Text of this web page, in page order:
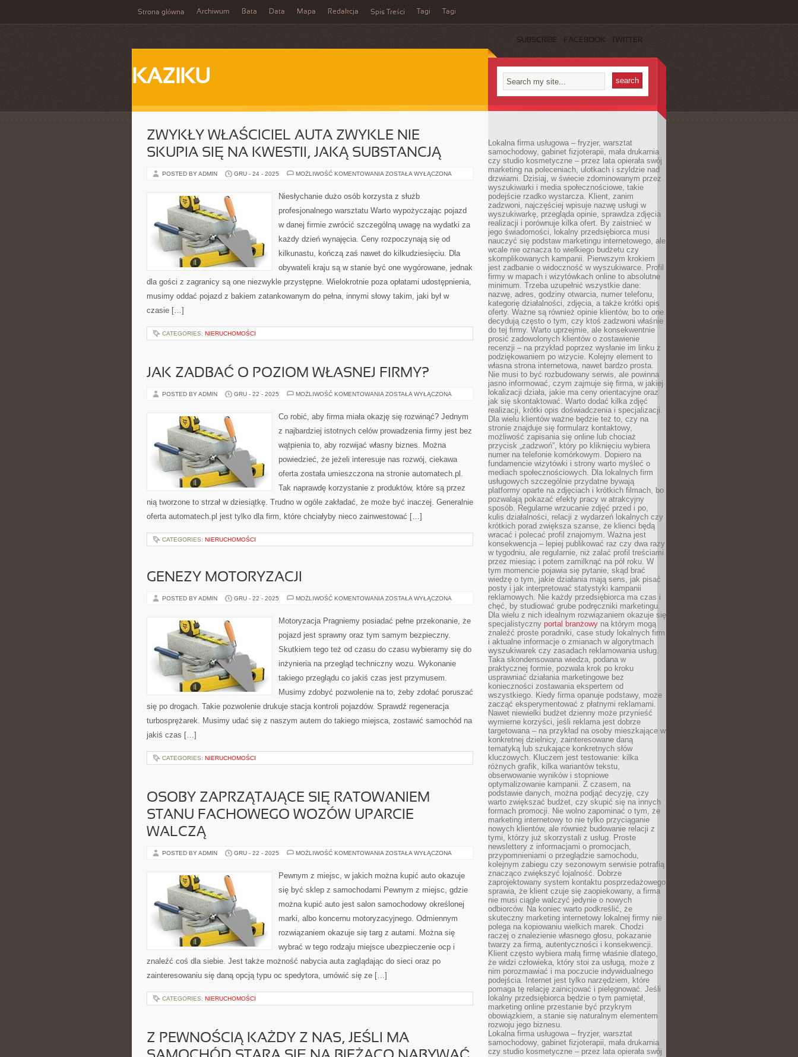
Strona główna Archiwum Bata Data Mapa Redakcja Spis Treści Tagi Tagi
SUBSCRIBE FACEBOOK TWITTER
KAZIKU
ZWYKŁY WŁAŚCICIEL AUTA ZWYKLE NIE
SKUPIA SIĘ NA KWESTII, JAKĄ SUBSTANCJĄ
POSTED BY ADMIN GRU - 24 - 2025 MOŻLIWOŚĆ KOMENTOWANIA ZWYKŁY
ZWYKLE
NIE
SIĘ
KWESTII,
SUBSTANCJĄ
ZOSTAŁA WYŁĄCZONA
Niesłychanie dużo osób korzysta z służb
profesjonalnego warsztatu Warto wypożyczając pojazd
w danej firmie zwrócić szczególną uwagę na wydatki za
każdy dzień wynajęcia. Ceny rozpoczynają się od
kilkunastu, kończą zaś nawet do kilkudziesięciu. Dla
obywateli kraju są w stanie być one wygórowane, jednak
dla gości z zagranicy są one niezwykle przystępne. Wielokrotnie poza opłatami udostępnienia,
musimy oddać pojazd z bakiem zatankowanym do pełna, innymi słowy takim, jaki był w
czasie […]
CATEGORIES: NIERUCHOMOŚCI
JAK ZADBAĆ O POZIOM WŁASNEJ FIRMY?
POSTED BY ADMIN GRU - 22 - 2025 MOŻLIWOŚĆ KOMENTOWANIA JAK
POZIOM
WŁASNEJ
ZOSTAŁA WYŁĄCZONA
Co robić, aby firma miała okazję się rozwinąć? Jednym
z najbardziej istotnych celów prowadzenia firmy jest bez
wątpienia to, aby rozwijać własny biznes. Można
powiedzieć, że jeżeli interesuje nas rozwój, ciekawa
oferta została umieszczona na stronie automatech.pl.
Tak naprawdę korzystanie z produktów, które są przez
nią tworzone to strzał w dziesiątkę. Trudno w ogóle zakładać, że może być inaczej. Generalnie
oferta automatech.pl jest tylko dla firm, które chciałyby nieco zainwestować […]
CATEGORIES: NIERUCHOMOŚCI
GENEZY MOTORYZACJI
POSTED BY ADMIN GRU - 22 - 2025 MOŻLIWOŚĆ KOMENTOWANIA GENEZY
ZOSTAŁA WYŁĄCZONA
Motoryzacja Pragniemy posiadać pełne przekonanie, że
pojazd jest sprawny oraz tym samym bezpieczny.
Skutkiem tego też od czasu do czasu wybieramy się do
inżynieria na przegląd techniczny wozu. Wykonanie
takiego przeglądu co jakiś czas jest przymusem.
Musimy zdobyć pozwolenie na to, żeby zdołać poruszać
się po drogach. Takie pozwolenie drukuje stacja kontroli pojazdów. Sprawdź regeneracja
turbosprężarek. Musimy udać się z naszym autem do takiego miejsca, zostawić samochód na
jakiś czas […]
CATEGORIES: NIERUCHOMOŚCI
OSOBY ZAPRZĄTAJĄCE SIĘ RATOWANIEM
STANU FACHOWEGO WOZÓW UPARCIE
WALCZĄ
POSTED BY ADMIN GRU - 22 - 2025 MOŻLIWOŚĆ KOMENTOWANIA OSOBY
RATOWANIEM
STANU
WOZÓW
WALCZĄ
ZOSTAŁA WYŁĄCZONA
Pewnym z miejsc, w jakich można kupić auto okazuje
się być sklep z samochodami Pewnym z miejsc, gdzie
można kupić auto jest salon samochodowy określonej
marki, albo koncernu motoryzacyjnego. Odmiennym
rozwiązaniem okazuje się targ z autami. Można się
wybrać w tego rodzaju miejsce ubezpieczenie ocp i
znaleźć coś dla siebie. Jest także możność nabycia auta zaglądając do sieci oraz po
zainteresowaniu się daną opcją typu oc spedytora, umówić się ze […]
CATEGORIES: NIERUCHOMOŚCI
Z PEWNOŚCIĄ KAŻDY Z NAS, JEŚLI MA
Lokalna firma usługowa – fryzjer, warsztat
samochodowy, gabinet fizjoterapii, mała drukarnia
czy studio kosmetyczne – przez lata opierała swój
marketing na poleceniach, ulotkach i szyldzie nad
drzwiami. Dzisiaj, w świecie zdominowanym przez
wyszukiwarki i media społecznościowe, takie
podejście rzadko wystarcza. Klient, zanim
zadzwoni, najczęściej wpisuje nazwę usługi w
wyszukiwarkę, przegląda opinie, sprawdza zdjęcia
realizacji i porównuje kilka ofert. By zaistnieć w
jego świadomości, lokalny przedsiębiorca musi
nauczyć się podstaw marketingu internetowego, ale
wcale nie oznacza to wielkiego budżetu czy
skomplikowanych kampanii. Pierwszym krokiem
jest zadbanie o widoczność w wyszukiwarce. Profil
firmy w mapach i wizytówkach online to absolutne
minimum. Trzeba uzupełnić wszystkie dane:
nazwę, adres, godziny otwarcia, numer telefonu,
kategorię działalności, zdjęcia, a także krótki opis
oferty. Ważne są również opinie klientów, bo to one
decydują często o tym, czy ktoś zadzwoni właśnie
do tej firmy. Warto uprzejmie, ale konsekwentnie
prosić zadowolonych klientów o zostawienie
recenzji – na przykład poprzez wysłanie im linku z
podziękowaniem po wizycie. Kolejny element to
własna strona internetowa, nawet bardzo prosta.
Nie musi to być rozbudowany serwis, ale powinna
jasno informować, czym zajmuje się firma, w jakiej
lokalizacji działa, jakie ma ceny orientacyjne oraz
jak się skontaktować. Warto dodać kilka zdjęć
realizacji, krótki opis doświadczenia i specjalizacji.
Dla wielu klientów ważne będzie też to, czy na
stronie znajduje się formularz kontaktowy,
możliwość zapisania się online lub chociaż
przycisk „zadzwoń”, który po kliknięciu wybiera
numer na telefonie komórkowym. Dopiero na
fundamencie wizytówki i strony warto myśleć o
mediach społecznościowych. Dla lokalnych firm
usługowych szczególnie przydatne bywają
platformy oparte na zdjęciach i krótkich filmach, bo
pozwalają pokazać efekty pracy w atrakcyjny
sposób. Regularne wrzucanie zdjęć przed i po,
kulis działalności, relacji z wydarzeń lokalnych czy
krótkich porad zwiększa szanse, że klienci będą
wracać i polecać profil znajomym. Ważna jest
konsekwencja – lepiej publikować raz czy dwa razy
w tygodniu, ale regularnie, niż zalać profil treściami
przez miesiąc i potem zamilknąć na pół roku. W
tym momencie pojawia się pytanie, skąd brać
wiedzę o tym, jakie działania mają sens, jak pisać
posty i jak interpretować statystyki kampanii
reklamowych. Nie każdy przedsiębiorca ma czas i
chęć, by studiować grube podręczniki marketingu.
Dla wielu z nich idealnym rozwiązaniem okazuje się
specjalistyczny portal branżowy na którym mogą
znaleźć proste poradniki, case study lokalnych firm
i aktualne informacje o zmianach w algorytmach
wyszukiwarek czy zasadach reklamowania usług.
Taka skondensowana wiedza, podana w
praktycznej formie, pozwala krok po kroku
usprawniać działania marketingowe bez
konieczności zostawania ekspertem od
wszystkiego. Kiedy firma opanuje podstawy, może
zacząć eksperymentować z płatnymi reklamami.
Nawet niewielki budżet dzienny może przynieść
wymierne korzyści, jeśli reklama jest dobrze
targetowana – na przykład na osoby mieszkające w
konkretnej dzielnicy, zainteresowane daną
tematyką lub szukające konkretnych słów
kluczowych. Kluczem jest testowanie: kilka
różnych grafik, kilka wariantów tekstu,
obserwowanie wyników i stopniowe
optymalizowanie kampanii. Z czasem, na
podstawie danych, można podjąć decyzję, czy
warto zwiększać budżet, czy skupić się na innych
formach promocji. Nie wolno zapominać o tym, że
marketing internetowy to nie tylko przyciąganie
nowych klientów, ale również budowanie relacji z
tymi, którzy już skorzystali z usług. Proste
newslettery z informacjami o promocjach,
przypomnieniami o przeglądzie samochodu,
kolejnym zabiegu czy sezonowym serwisie potrafią
znacząco zwiększyć lojalność. Dobrze
zaprojektowany system kontaktu posprzedażowego
sprawia, że klient czuje się zaopiekowany, a firma
nie musi ciągle walczyć jedynie o nowych
odbiorców. Na koniec warto podkreślić, że
skuteczny marketing internetowy lokalnej firmy nie
polega na kopiowaniu wielkich marek. Chodzi
raczej o znalezienie własnego głosu, pokazanie
twarzy za firmą, autentyczności i konsekwencji.
Klient często wybiera małą firmę właśnie dlatego,
że widzi człowieka, który stoi za usługą, może z
nim porozmawiać i ma poczucie indywidualnego
podejścia. Internet jest tylko narzędziem, które
pomaga tę relację zainicjować i pielęgnować. Jeśli
lokalny przedsiębiorca będzie o tym pamiętał,
marketing online przestanie być przykrym
obowiązkiem, a stanie się naturalnym elementem
rozwoju jego biznesu.
Lokalna firma usługowa – fryzjer, warsztat
samochodowy, gabinet fizjoterapii, mała drukarnia
czy studio kosmetyczne – przez lata opierała swój